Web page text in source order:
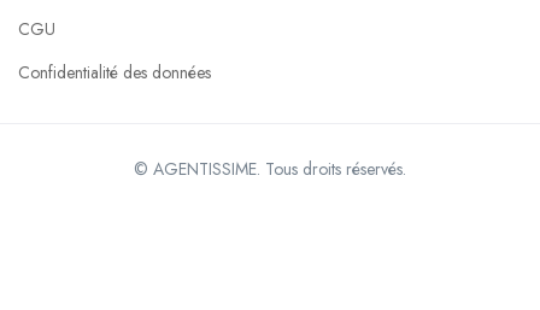
CGU
Confidentialité des données
© AGENTISSIME. Tous droits réservés.